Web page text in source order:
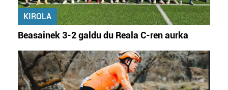
KIROLA
Beasainek 3-2 galdu du Reala C-ren aurka